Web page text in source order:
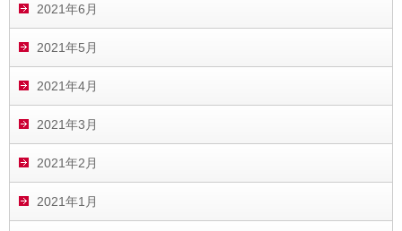
2021年6月
2021年5月
2021年4月
2021年3月
2021年2月
2021年1月